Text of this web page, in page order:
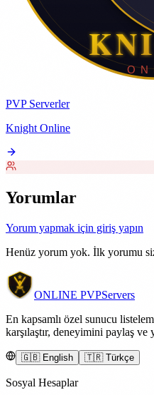
PVP Serverler
Knight Online
Yorumlar
Yorum yapmak için giriş yapın
Henüz yorum yok. İlk yorumu
ONLINE PVPServers
En kapsamlı özel sunucu
karşılaştır, deneyimini paylaş
🇬🇧 English 🇹🇷 Türkçe
Sosyal Hesaplar